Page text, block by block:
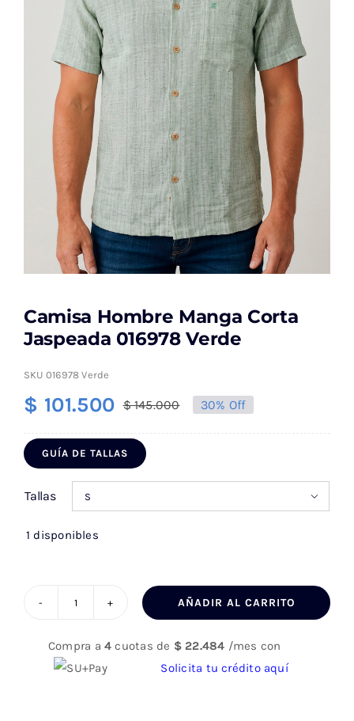
Camisa Hombre Manga Corta
Jaspeada 016978 Verde
SKU 016978 Verde
$145.000
El
era:
$ 145.000.
$ 101.500
El
es:
$ 101.500.
30% Off
GUÍA DE TALLAS
Tallas 
1 disponibles
Manga
Corta
AÑADIR AL CARRITO
Compra a4 cuotas de $22.484 /mes con
Solicita tu crédito aquí